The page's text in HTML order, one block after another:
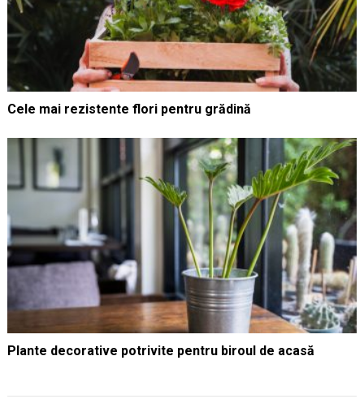
Cele mai rezistente flori pentru grădină
Plante decorative potrivite pentru biroul de acasă